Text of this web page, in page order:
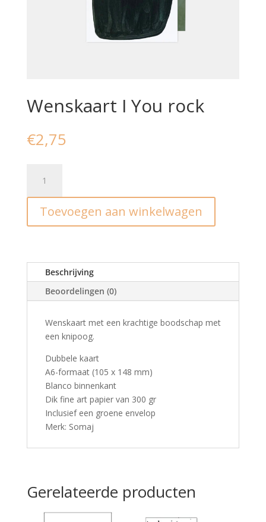
Wenskaart I You rock
€2,75
You
rock
aantal
Toevoegen aan winkelwagen
Beschrijving
Beoordelingen (0)
Wenskaart met een krachtige boodschap met
een knipoog.
Dubbele kaart
A6-formaat (105 x 148 mm)
Blanco binnenkant
Dik fine art papier van 300 gr
Inclusief een groene envelop
Merk: Somaj
Gerelateerde producten